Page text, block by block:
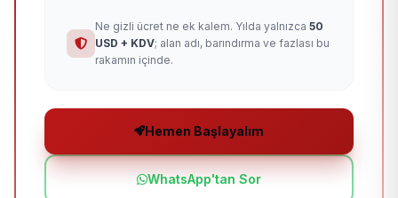
Ne gizli ücret ne ek kalem. Yılda yalnızca 50
USD + KDV; alan adı, barındırma ve fazlası bu
rakamın içinde.
Hemen Başlayalım
WhatsApp'tan Sor